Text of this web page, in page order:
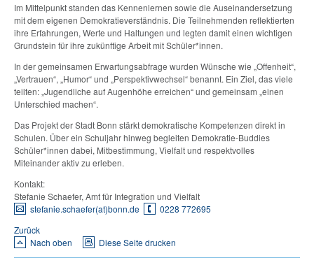
Im Mittelpunkt standen das Kennenlernen sowie die Auseinandersetzung
mit dem eigenen Demokratieverständnis. Die Teilnehmenden reflektierten
ihre Erfahrungen, Werte und Haltungen und legten damit einen wichtigen
Grundstein für ihre zukünftige Arbeit mit Schüler*innen.
In der gemeinsamen Erwartungsabfrage wurden Wünsche wie „Offenheit“,
„Vertrauen“, „Humor“ und „Perspektivwechsel“ benannt. Ein Ziel, das viele
teilten: „Jugendliche auf Augenhöhe erreichen“ und gemeinsam „einen
Unterschied machen“.
Das Projekt der Stadt Bonn stärkt demokratische Kompetenzen direkt in
Schulen. Über ein Schuljahr hinweg begleiten Demokratie-Buddies
Schüler*innen dabei, Mitbestimmung, Vielfalt und respektvolles
Miteinander aktiv zu erleben.
Kontakt:
Stefanie Schaefer, Amt für Integration und Vielfalt
stefanie.schaefer(at)bonn.de
0228 772695
Zurück
Nach oben
Diese Seite drucken